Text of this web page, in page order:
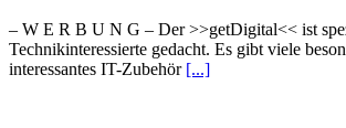
– W Ε R Β U Ν G – Der >>getDigital<< ist
Technikinteressierte gedacht. Es gibt viele
interessantes IT-Zubehör [...]